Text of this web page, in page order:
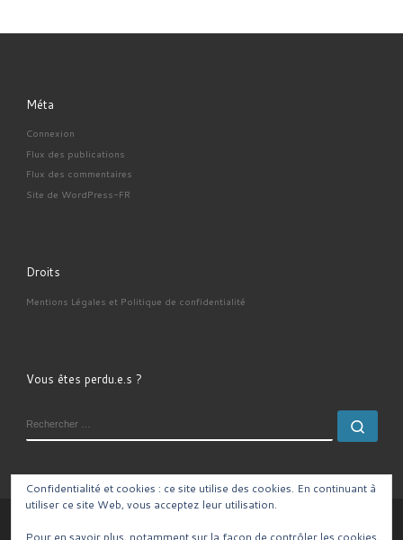
Méta
Connexion
Flux des publications
Flux des commentaires
Site de WordPress-FR
Droits
Mentions Légales et Politique de confidentialité
Vous êtes perdu.e.s ?
Confidentialité et cookies : ce site utilise des cookies. En continuant à
utiliser ce site Web, vous acceptez leur utilisation.
Pour en savoir plus, notamment sur la façon de contrôler les cookies,